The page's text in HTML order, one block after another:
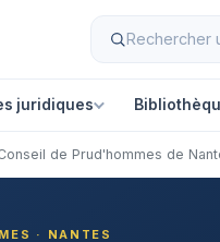
juridiques
de Prud'hommes de
· NANTES